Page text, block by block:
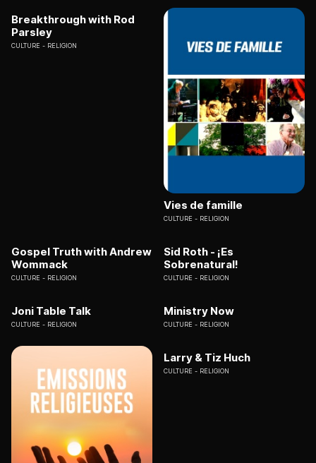
Breakthrough with Rod
Parsley
CULTURE RELIGION
Vies de famille
CULTURE RELIGION
Gospel Truth with Andrew
Wommack
CULTURE RELIGION
Sid Roth - ¡Es
Sobrenatural!
CULTURE RELIGION
Joni Table Talk
CULTURE RELIGION
Ministry Now
CULTURE RELIGION
Larry & Tiz Huch
CULTURE RELIGION